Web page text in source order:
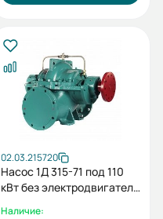
02.03.215720
Насос 1Д 315-71 под 110
кВт без электродвигателя
Наличие: